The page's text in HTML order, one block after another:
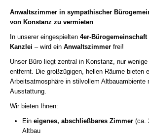
Anwaltszimmer in sympathischer
von Konstanz zu vermieten
In unserer eingespielten 4er-Bürogemeinschaft
Kanzlei – wird ein Anwaltszimmer frei!
Unser Büro liegt zentral in Konstanz, nur
entfernt. Die großzügigen, hellen Räume bieten
Arbeitsatmosphäre in stilvollem Altbauambiente
Ausstattung.
Wir bieten Ihnen:
Ein eigenes, abschließbares Zimmer (ca.
Altbau